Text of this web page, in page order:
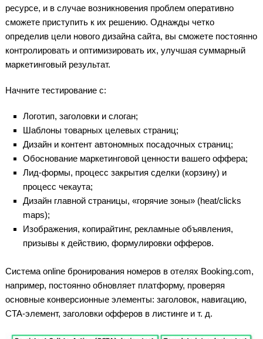
ресурсе, и в случае возникновения проблем оперативно
сможете приступить к их решению. Однажды четко
определив цели нового дизайна сайта, вы сможете постоянно
контролировать и оптимизировать их, улучшая суммарный
маркетинговый результат.
Начните тестирование с:
Логотип, заголовки и слоган;
Шаблоны товарных целевых страниц;
Дизайн и контент автономных посадочных страниц;
Обоснование маркетинговой ценности вашего оффера;
Лид-формы, процесс закрытия сделки (корзину) и
процесс чекаута;
Дизайн главной страницы, «горячие зоны» (heat/clicks
maps);
Изображения, копирайтинг, рекламные объявления,
призывы к действию, формулировки офферов.
Система online бронирования номеров в отелях Booking.com,
например, постоянно обновляет платформу, проверяя
основные конверсионные элементы: заголовок, навигацию,
CTA-элемент, заголовки офферов в листинге и т. д.